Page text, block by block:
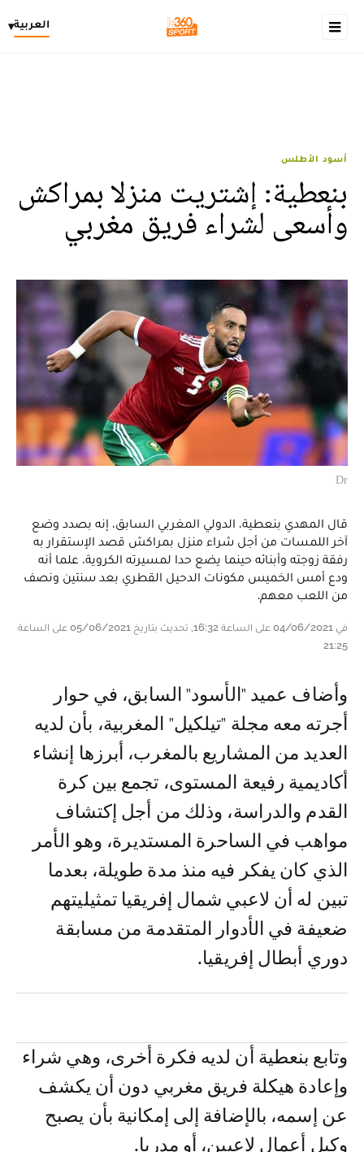
العربية▾
أسود الأطلس
بنعطية: إشتريت منزلا بمراكش
وأسعى لشراء فريق مغربي
Dr
قال المهدي بنعطية، الدولي المغربي السابق، إنه بصدد وضع
آخر اللمسات من أجل شراء منزل بمراكش قصد الإستقرار به
رفقة زوجته وأبنائه حينما يضع حدا لمسيرته الكروية، علما أنه
ودع أمس الخميس مكونات الدحيل القطري بعد سنتين ونصف
من اللعب معهم.
في 04/06/2021 على الساعة 16:32, تحديث بتاريخ 05/06/2021 على الساعة
21:25
وأضاف عميد "الأسود" السابق، في حوار
أجرته معه مجلة "تيلكيل" المغربية، بأن لديه
العديد من المشاريع بالمغرب، أبرزها إنشاء
أكاديمية رفيعة المستوى، تجمع بين كرة
القدم والدراسة، وذلك من أجل إكتشاف
مواهب في الساحرة المستديرة، وهو الأمر
الذي كان يفكر فيه منذ مدة طويلة، بعدما
تبين له أن لاعبي شمال إفريقيا تمثيليتهم
ضعيفة في الأدوار المتقدمة من مسابقة
دوري أبطال إفريقيا.
وتابع بنعطية أن لديه فكرة أخرى، وهي شراء
وإعادة هيكلة فريق مغربي دون أن يكشف
عن إسمه، بالإضافة إلى إمكانية بأن يصبح
وكيل أعمال لاعبين، أو مدربا.